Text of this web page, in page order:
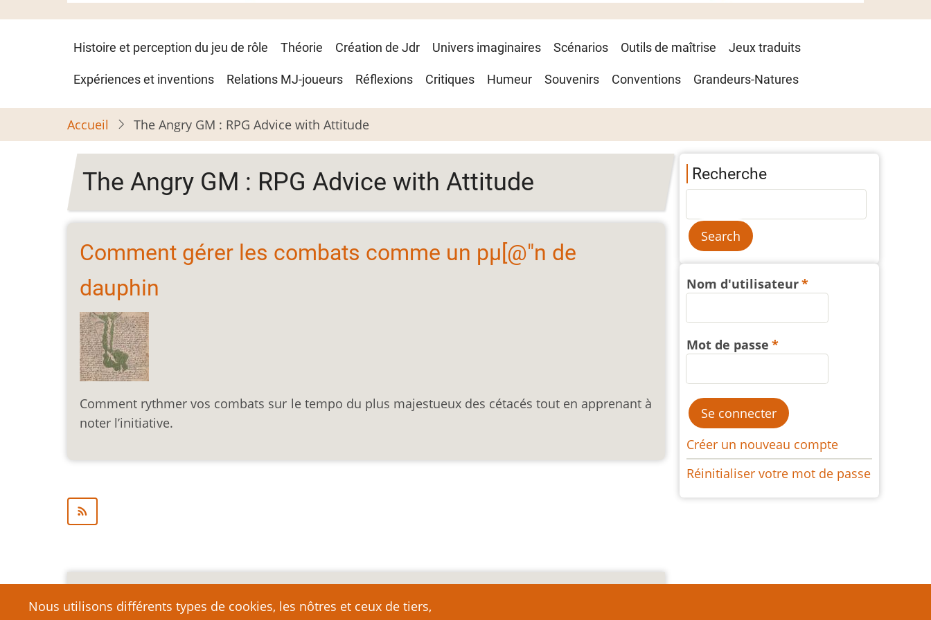
Navigation
principale
Histoire et perception du jeu de rôle Théorie Création de Jdr Univers imaginaires Scénarios Outils de maîtrise Jeux traduits
Expériences et inventions Relations MJ-joueurs Réflexions Critiques Humeur Souvenirs Conventions Grandeurs-Natures
Accueil The Angry GM : RPG Advice with Attitude
The Angry GM : RPG Advice with Attitude
Comment gérer les combats comme un pµ[@"n de
dauphin
Comment rythmer vos combats sur le tempo du plus majestueux des cétacés tout en apprenant à
noter l’initiative.
Nous utilisons différents types de cookies, les nôtres et ceux de tiers,
Mention légale importante
Recherche
Nom d'utilisateur
Mot de passe
Créer un nouveau compte
Réinitialiser votre mot de passe